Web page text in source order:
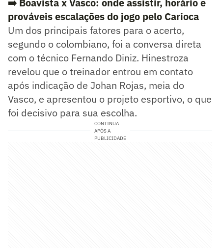
prováveis escalações do jogo pelo Carioca
Um dos principais fatores para o acerto,
segundo o colombiano, foi a conversa direta
com o técnico Fernando Diniz. Hinestroza
revelou que o treinador entrou em contato
após indicação de Johan Rojas, meia do
Vasco, e apresentou o projeto esportivo, o que
foi decisivo para sua escolha.
CONTINUA
APÓS A
PUBLICIDADE